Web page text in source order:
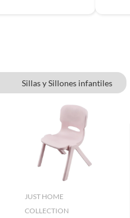
Sillas y Sillones infantiles
JUST HOME
COLLECTION